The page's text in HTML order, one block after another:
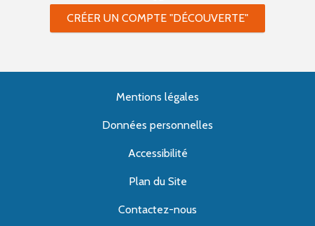
CRÉER UN COMPTE "DÉCOUVERTE"
Mentions légales
Données personnelles
Accessibilité
Plan du Site
Contactez-nous